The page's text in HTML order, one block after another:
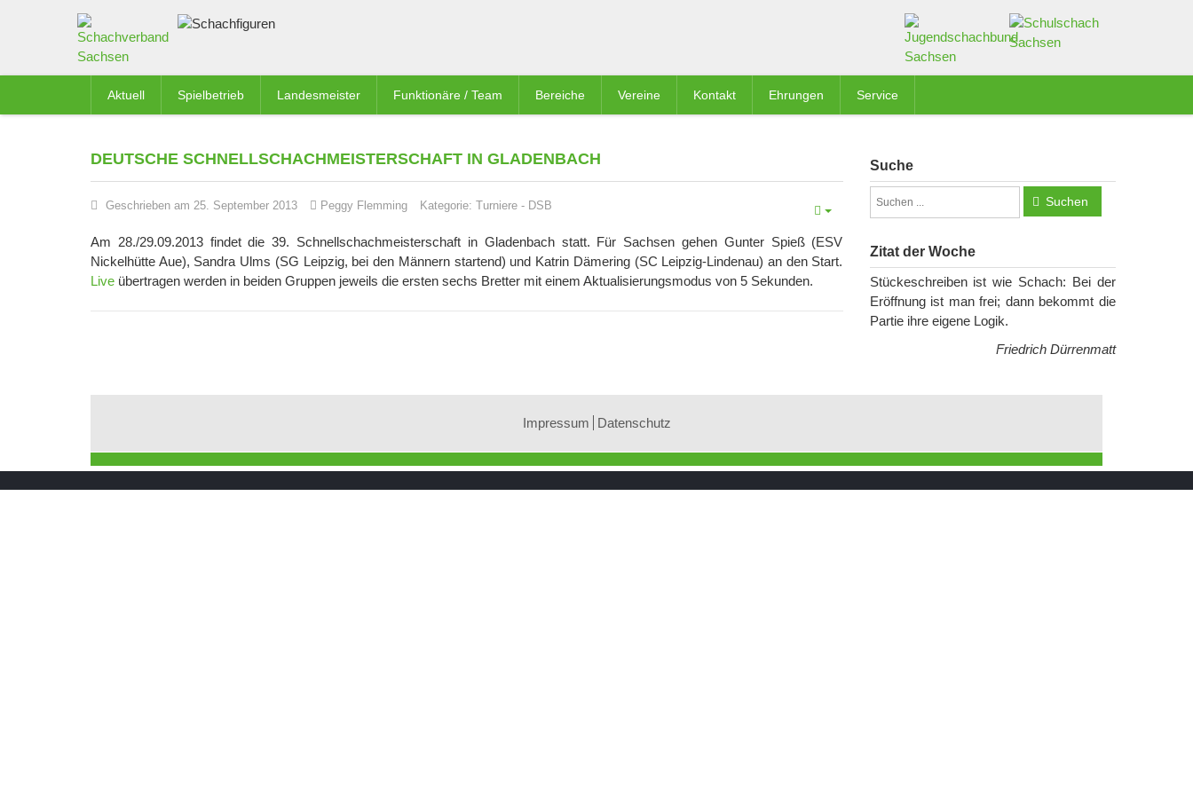
Aktuell Spielbetrieb Landesmeister Funktionäre / Team Bereiche Vereine Kontakt Ehrungen Service
DEUTSCHE SCHNELLSCHACHMEISTERSCHAFT IN GLADENBACH
Geschrieben am 25. September 2013 Peggy Flemming Kategorie: Turniere - DSB
Am 28./29.09.2013 findet die 39. Schnellschachmeisterschaft in Gladenbach statt. Für Sachsen gehen Gunter Spieß (ESV
Nickelhütte Aue), Sandra Ulms (SG Leipzig, bei den Männern startend) und Katrin Dämering (SC Leipzig-Lindenau) an den Start.
Live übertragen werden in beiden Gruppen jeweils die ersten sechs Bretter mit einem Aktualisierungsmodus von 5 Sekunden.
Suche
Suchen
Zitat der Woche
Stückeschreiben ist wie Schach: Bei der
Eröffnung ist man frei; dann bekommt die
Partie ihre eigene Logik.
Friedrich Dürrenmatt
Impressum Datenschutz